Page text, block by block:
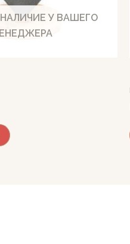
У ВАШЕГО